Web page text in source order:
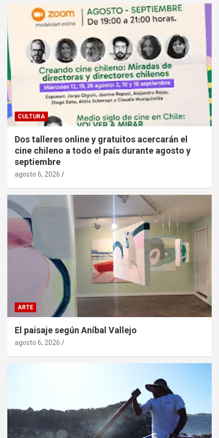
CULTURA
Dos talleres online y gratuitos acercarán el
cine chileno a todo el país durante agosto y
septiembre
agosto 6, 2026
ARTE
El paisaje según Aníbal Vallejo
agosto 6, 2026